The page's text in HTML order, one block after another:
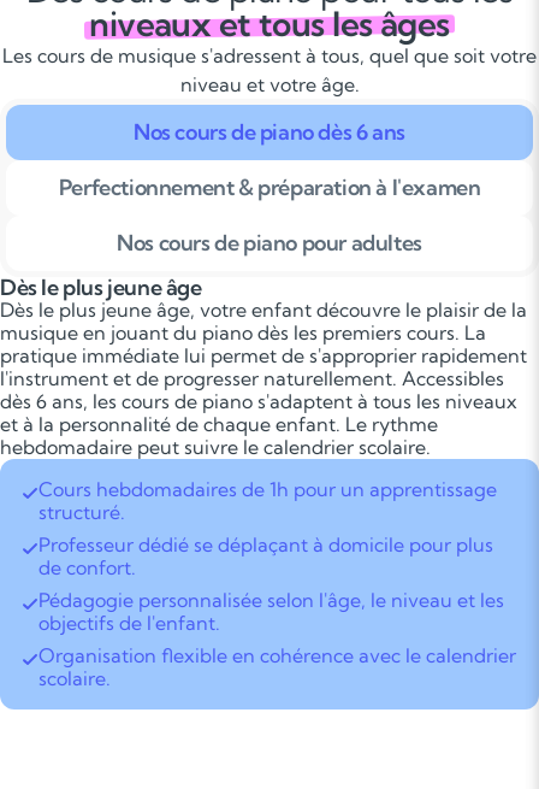
niveaux et tous les âges
Les cours de musique s'adressent à tous, quel que soit votre
niveau et votre âge.
Nos cours de piano dès 6 ans
Perfectionnement & préparation à l'examen
Nos cours de piano pour adultes
Dès le plus jeune âge
Dès le plus jeune âge, votre enfant découvre le plaisir de la
musique en jouant du piano dès les premiers cours. La
pratique immédiate lui permet de s'approprier rapidement
l'instrument et de progresser naturellement. Accessibles
dès 6 ans, les cours de piano s'adaptent à tous les niveaux
et à la personnalité de chaque enfant. Le rythme
hebdomadaire peut suivre le calendrier scolaire.
Cours hebdomadaires de 1h pour un apprentissage
structuré.
Professeur dédié se déplaçant à domicile pour plus
de confort.
Pédagogie personnalisée selon l'âge, le niveau et les
objectifs de l'enfant.
Organisation flexible en cohérence avec le calendrier
scolaire.